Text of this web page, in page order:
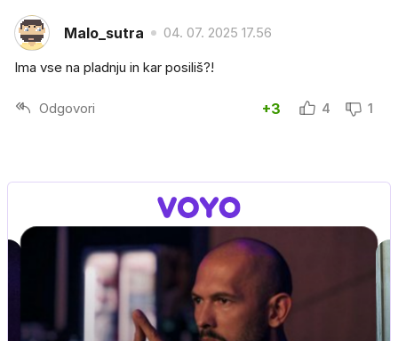
Malo_sutra 04. 07. 2025 17.56
Ima vse na pladnju in kar posiliš?!
Odgovori +3 4 1